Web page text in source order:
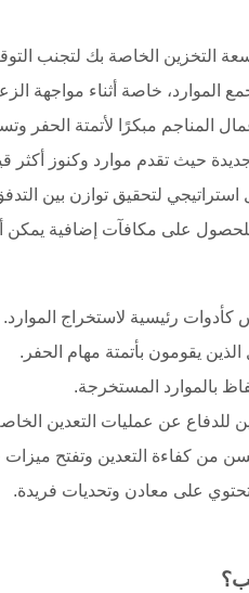
سعة التخزين الخاصة بك لتجنب
الموارد، خاصة أثناء مواجهة
المناجم مبكرًا لأتمتة الحفر
حيث تقدم موارد وكنوز أكثر
استراتيجي لتحقيق توازن بين
على مكافآت إضافية يمكن
كأدوات رئيسية لاستخراج الموارد.
يقومون بأتمتة مهام الحفر.
بالموارد المستخرجة.
للدفاع عن عمليات التعدين
من كفاءة التعدين وتفتح ميزات
على معادن وتحديات فريدة.